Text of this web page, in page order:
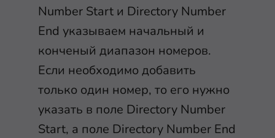
Number Start и Directory Number
End указываем начальный и
конченый диапазон номеров.
Если необходимо добавить
только один номер, то его нужно
указать в поле Directory Number
Start, а поле Directory Number End